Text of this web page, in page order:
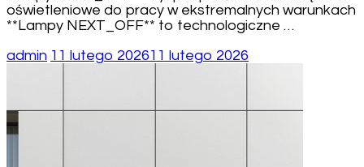
oświetleniowe do pracy w ekstremalnych warunkach
**Lampy NEXT_OFF** to technologiczne …
admin 11 lutego 202611 lutego 2026